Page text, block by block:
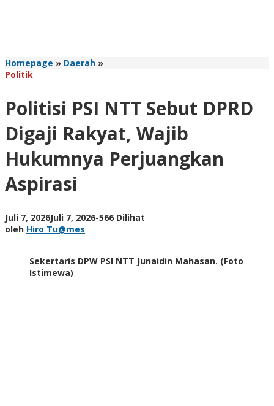
Homepage » Daerah »Politisi
DPRD
Rakyat,
Wajib
Hukumnya
Perjuangkan
Politik
Politisi PSI NTT Sebut DPRD
Digaji Rakyat, Wajib
Hukumnya Perjuangkan
Aspirasi
Juli 7, 2026Juli 7, 2026oleh
-566 Dilihat
oleh Hiro Tu@mes
Sekertaris DPW PSI NTT Junaidin Mahasan. (Foto
Istimewa)